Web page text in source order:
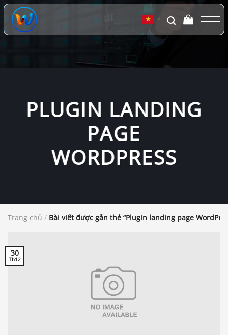
Chuyển
đến
dung
▼
PLUGIN LANDING
PAGE
WORDPRESS
Trang chủ / Bài viết được gắn thẻ “Plugin landing page
30
Th12